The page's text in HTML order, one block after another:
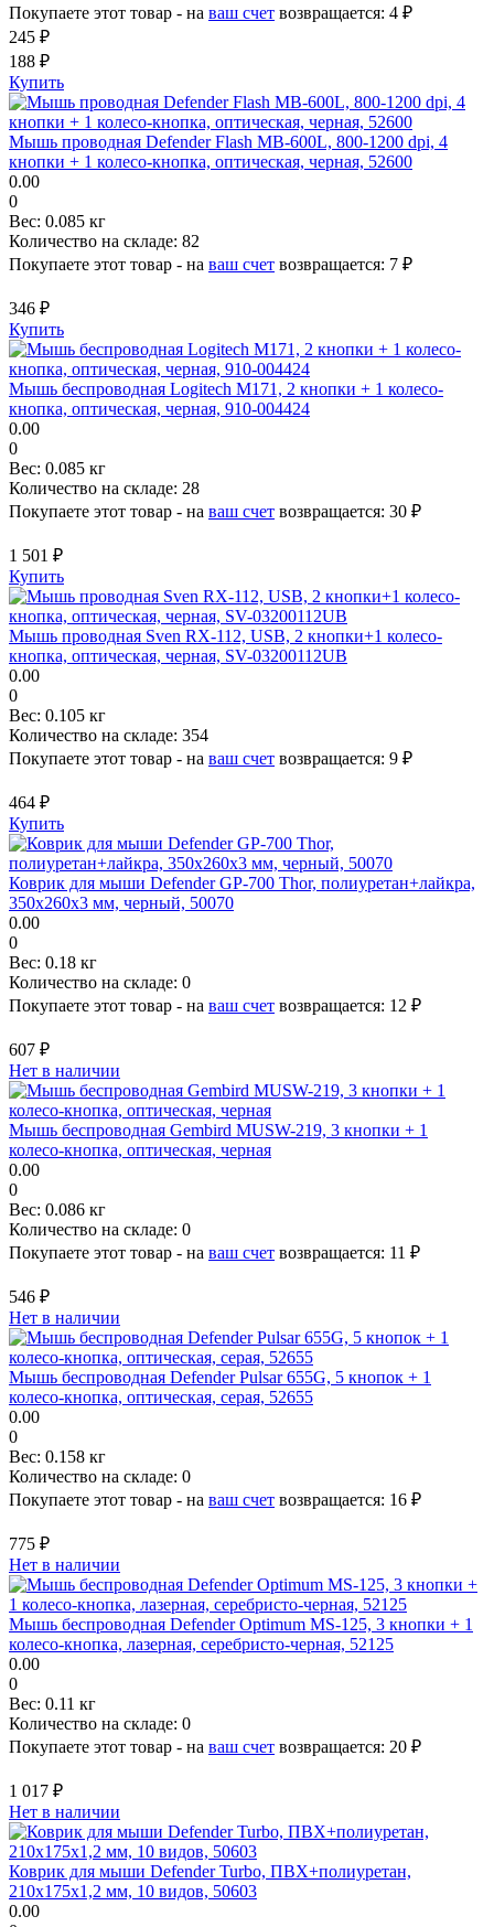
Покупаете этот товар - на ваш счет возвращается: 4 ₽
245 ₽
188 ₽
Купить
Мышь проводная Defender Flash MB-600L, 800-1200 dpi, 4
кнопки + 1 колесо-кнопка, оптическая, черная, 52600
0.00
0
Вес: 0.085 кг
Количество на складе: 82
Покупаете этот товар - на ваш счет возвращается: 7 ₽
346 ₽
Купить
Мышь беспроводная Logitech M171, 2 кнопки + 1 колесо-
кнопка, оптическая, черная, 910-004424
0.00
0
Вес: 0.085 кг
Количество на складе: 28
Покупаете этот товар - на ваш счет возвращается: 30 ₽
1 501 ₽
Купить
Мышь проводная Sven RX-112, USB, 2 кнопки+1 колесо-
кнопка, оптическая, черная, SV-03200112UB
0.00
0
Вес: 0.105 кг
Количество на складе: 354
Покупаете этот товар - на ваш счет возвращается: 9 ₽
464 ₽
Купить
Коврик для мыши Defender GP-700 Thor, полиуретан+лайкра,
350x260x3 мм, черный, 50070
0.00
0
Вес: 0.18 кг
Количество на складе: 0
Покупаете этот товар - на ваш счет возвращается: 12 ₽
607 ₽
Нет в наличии
Мышь беспроводная Gembird MUSW-219, 3 кнопки + 1
колесо-кнопка, оптическая, черная
0.00
0
Вес: 0.086 кг
Количество на складе: 0
Покупаете этот товар - на ваш счет возвращается: 11 ₽
546 ₽
Нет в наличии
Мышь беспроводная Defender Pulsar 655G, 5 кнопок + 1
колесо-кнопка, оптическая, серая, 52655
0.00
0
Вес: 0.158 кг
Количество на складе: 0
Покупаете этот товар - на ваш счет возвращается: 16 ₽
775 ₽
Нет в наличии
Мышь беспроводная Defender Optimum MS-125, 3 кнопки + 1
колесо-кнопка, лазерная, серебристо-черная, 52125
0.00
0
Вес: 0.11 кг
Количество на складе: 0
Покупаете этот товар - на ваш счет возвращается: 20 ₽
1 017 ₽
Нет в наличии
Коврик для мыши Defender Turbo, ПВХ+полиуретан,
210x175x1,2 мм, 10 видов, 50603
0.00